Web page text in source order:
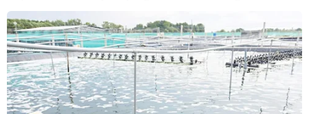
Doanh thu của Mì gói Thanh long tăng
gấp 612 lần trong 2 tuần
07/12/2023 08:21
Sau video quảng cáo gây viral trên mạng xã hội, gian